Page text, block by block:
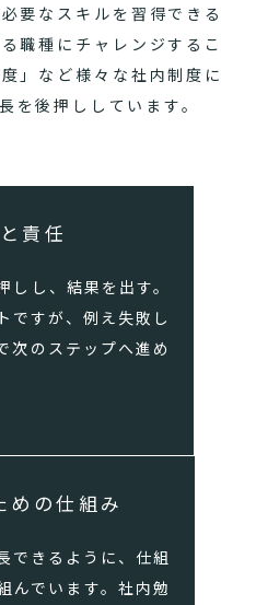
要なスキルを習得できる
職種にチャレンジするこ
」など様々な社内制度に
を後押ししています。
責任
しし、結果を出す。
ですが、例え失敗し
次のステップへ進め
めの仕組み
できるように、仕組
んでいます。社内勉